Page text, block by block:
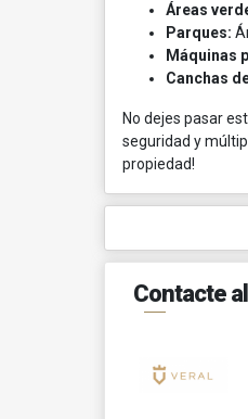
Áreas
Parques:
Máquinas
Canchas
No dejes pasar
seguridad y
propiedad!
Contacte